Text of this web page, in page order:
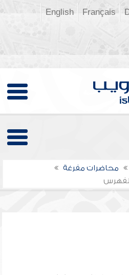
Français
English
محاضرات مفرغة